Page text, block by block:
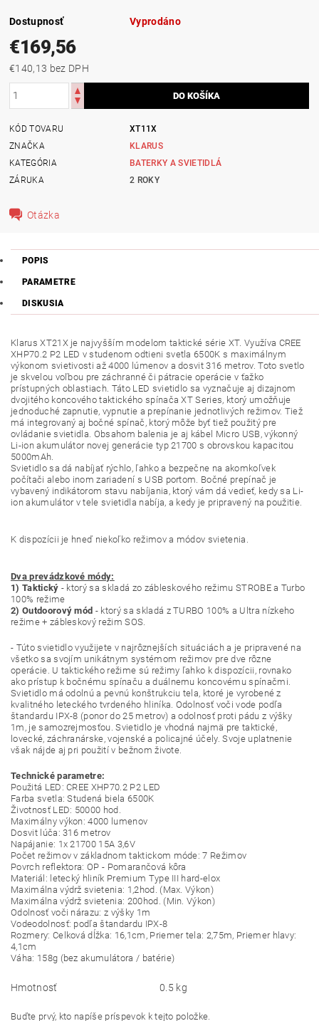
Dostupnosť Vyprodáno
€169,56
€140,13 bez DPH
KÓD TOVARU
XT11X
ZNAČKA
KLARUS
KATEGÓRIA
BATERKY A SVIETIDLÁ
ZÁRUKA
2 ROKY
Otázka
POPIS
PARAMETRE
DISKUSIA
Klarus XT21X je najvyšším modelom taktické série XT. Využíva CREE
XHP70.2 P2 LED v studenom odtieni svetla 6500K s maximálnym
výkonom svietivosti až 4000 lúmenov a dosvit 316 metrov. Toto svetlo
je skvelou voľbou pre záchranné či pátracie operácie v ťažko
prístupných oblastiach. Táto LED svietidlo sa vyznačuje aj dizajnom
dvojitého koncového taktického spínača XT Series, ktorý umožňuje
jednoduché zapnutie, vypnutie a prepínanie jednotlivých režimov. Tiež
má integrovaný aj bočné spínač, ktorý môže byť tiež použitý pre
ovládanie svietidla. Obsahom balenia je aj kábel Micro USB, výkonný
Li-ion akumulátor novej generácie typ 21700 s obrovskou kapacitou
5000mAh.
Svietidlo sa dá nabíjať rýchlo, ľahko a bezpečne na akomkoľvek
počítači alebo inom zariadení s USB portom. Bočné prepínač je
vybavený indikátorom stavu nabíjania, ktorý vám dá vedieť, kedy sa Li-
ion akumulátor v tele svietidla nabíja, a kedy je pripravený na použitie.
K dispozícii je hneď niekoľko režimov a módov svietenia.
Dva prevádzkové módy:
1) Taktický - ktorý sa skladá zo zábleskového režimu STROBE a Turbo
100% režime
2) Outdoorový mód - ktorý sa skladá z TURBO 100% a Ultra nízkeho
režime + zábleskový režim SOS.
- Túto svietidlo využijete v najrôznejších situáciách a je pripravené na
všetko sa svojím unikátnym systémom režimov pre dve rôzne
operácie. U taktického režime sú režimy ľahko k dispozícii, rovnako
ako prístup k bočnému spínaču a duálnemu koncovému spínačmi.
Svietidlo má odolnú a pevnú konštrukciu tela, ktoré je vyrobené z
kvalitného leteckého tvrdeného hliníka. Odolnosť voči vode podľa
štandardu IPX-8 (ponor do 25 metrov) a odolnosť proti pádu z výšky
1m, je samozrejmosťou. Svietidlo je vhodná najmä pre taktické,
lovecké, záchranárske, vojenské a policajné účely. Svoje uplatnenie
však nájde aj pri použití v bežnom živote.
Technické parametre:
Použitá LED: CREE XHP70.2 P2 LED
Farba svetla: Studená biela 6500K
Životnosť LED: 50000 hod.
Maximálny výkon: 4000 lumenov
Dosvit lúča: 316 metrov
Napájanie: 1x 21700 15A 3,6V
Počet režimov v základnom taktickom móde: 7 Režimov
Povrch reflektora: OP - Pomarančová kôra
Materiál: letecký hliník Premium Type III hard-elox
Maximálna výdrž svietenia: 1,2hod. (Max. Výkon)
Maximálna výdrž svietenia: 200hod. (Min. Výkon)
Odolnosť voči nárazu: z výšky 1m
Vodeodolnosť: podľa štandardu IPX-8
Rozmery: Celková dĺžka: 16,1cm, Priemer tela: 2,75m, Priemer hlavy:
4,1cm
Váha: 158g (bez akumulátora / batérie)
Hmotnosť 0.5 kg
Buďte prvý, kto napíše príspevok k tejto položke.